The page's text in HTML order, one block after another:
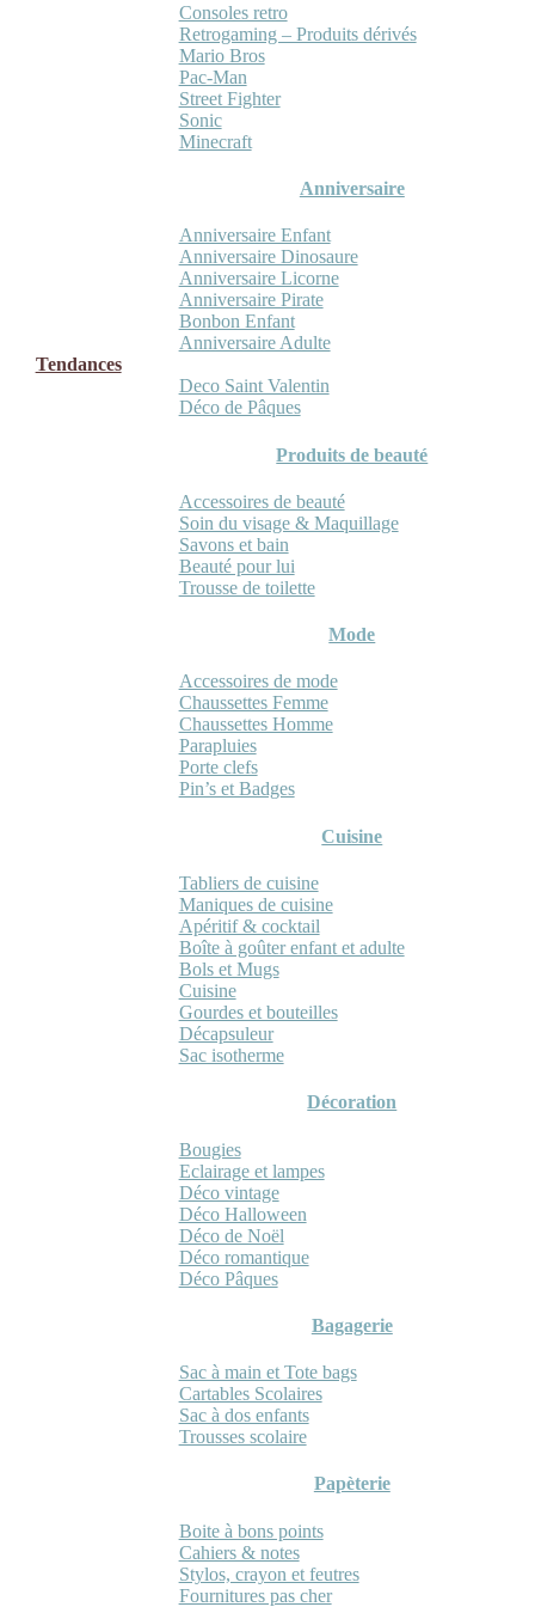
Consoles retro
Retrogaming – Produits dérivés
Mario Bros
Pac-Man
Street Fighter
Sonic
Minecraft
Anniversaire
Anniversaire Enfant
Anniversaire Dinosaure
Anniversaire Licorne
Anniversaire Pirate
Bonbon Enfant
Anniversaire Adulte
Tendances
Deco Saint Valentin
Déco de Pâques
Produits de beauté
Accessoires de beauté
Soin du visage & Maquillage
Savons et bain
Beauté pour lui
Trousse de toilette
Mode
Accessoires de mode
Chaussettes Femme
Chaussettes Homme
Parapluies
Porte clefs
Pin’s et Badges
Cuisine
Tabliers de cuisine
Maniques de cuisine
Apéritif & cocktail
Boîte à goûter enfant et adulte
Bols et Mugs
Cuisine
Gourdes et bouteilles
Décapsuleur
Sac isotherme
Décoration
Bougies
Eclairage et lampes
Déco vintage
Déco Halloween
Déco de Noël
Déco romantique
Déco Pâques
Bagagerie
Sac à main et Tote bags
Cartables Scolaires
Sac à dos enfants
Trousses scolaire
Papèterie
Boite à bons points
Cahiers & notes
Stylos, crayon et feutres
Fournitures pas cher